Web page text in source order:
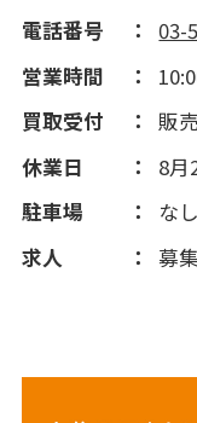
電話番号
03-
営業時間
買取受付
販
休業日
8月
駐車場
なし
求人
募